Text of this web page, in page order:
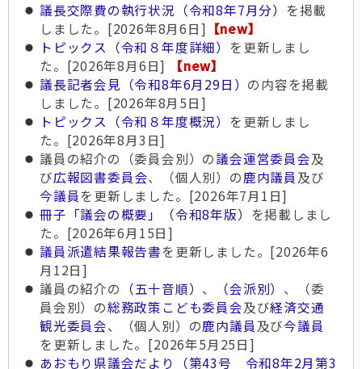
議長交際費の執行状況（令和8年7月分） を掲載
しました。[2026年8月6日] 【new】
トピックス（令和８年度詳細） を更新しまし
た。[2026年8月6日]
【new】
議長記者会見（令和8年6月29日） の内容を掲載
しました。[2026年8月5日]
トピックス（令和８年度概況） を更新しまし
た。[2026年8月3日]
議員の紹介の（委員会別）の議会運営委員会及
び広報図書委員会、（個人別）の鹿内議員 及び
今議員 を更新しました。[2026年7月1日]
冊子「議会の概要」（令和8年版）
を掲載しまし
た。[2026年6月15日]
議員派遣結果報告書を更新しました。[2026年6
月12日]
議員の紹介の
（五十音順） 、 （会派別） 、（委
員会別）の総務政策こども委員会及び経済交通
観光委員会、（個人別）の鹿内議員 及び今議員
を更新しました。[2026年5月25日]
あおもり県議会だより（第43号 令和8年2月第3